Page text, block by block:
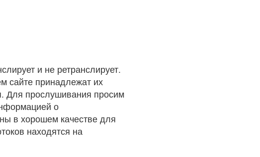
и не ретранслирует.
сайте принадлежат их
Для прослушивания просим
о
в хорошем качестве для
находятся на